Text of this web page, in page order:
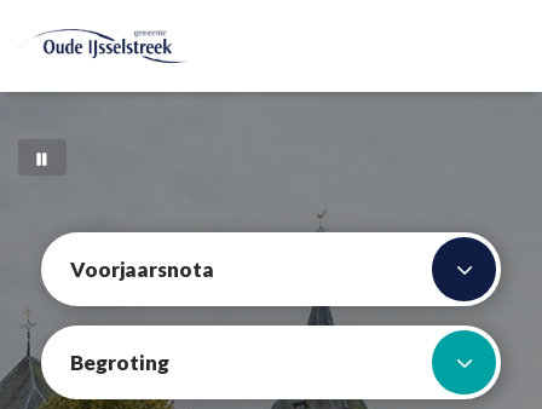
Voorjaarsnota
Begroting